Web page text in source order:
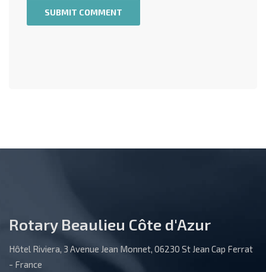
Rotary Beaulieu Côte d'Azur
Hôtel Riviera, 3 Avenue Jean Monnet, 06230 St Jean Cap Ferrat
- France